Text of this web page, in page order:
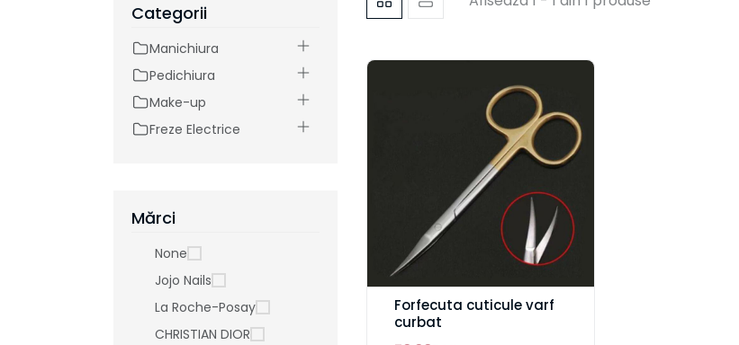
Categorii
Manichiura
Pedichiura
Make-up
Freze Electrice
Mărci
None
Jojo Nails
La Roche-Posay
CHRISTIAN DIOR
Forfecuta cuticule varf
curbat